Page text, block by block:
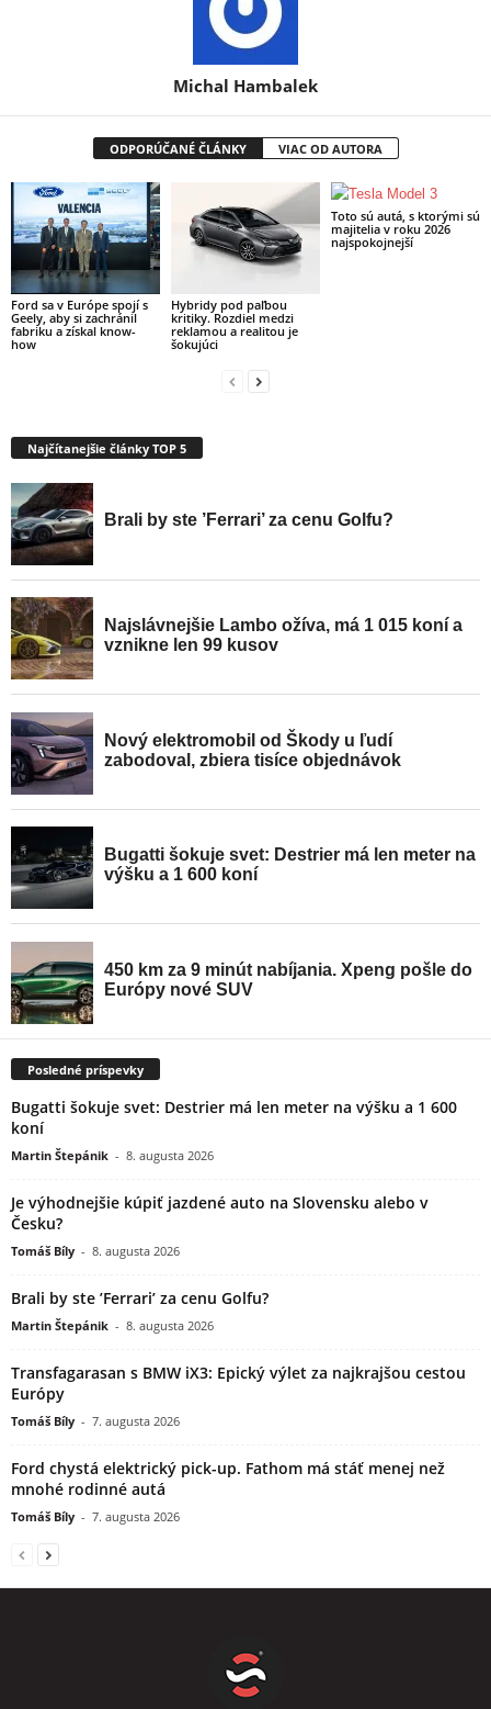
Michal Hambalek
ODPORÚČANÉ ČLÁNKY VIAC OD AUTORA
Ford sa v Európe spojí s
Geely, aby si zachránil
fabriku a získal know-
how
Hybridy pod paľbou
kritiky. Rozdiel medzi
reklamou a realitou je
šokujúci
Toto sú autá, s ktorými sú
majitelia v roku 2026
najspokojnejší
Najčítanejšie články TOP 5
Posledné príspevky
Bugatti šokuje svet: Destrier má len meter na výšku a 1 600
koní
Martin Štepánik - 8. augusta 2026
Je výhodnejšie kúpiť jazdené auto na Slovensku alebo v
Česku?
Tomáš Bíly - 8. augusta 2026
Brali by ste ’Ferrari’ za cenu Golfu?
Martin Štepánik - 8. augusta 2026
Transfagarasan s BMW iX3: Epický výlet za najkrajšou cestou
Európy
Tomáš Bíly - 7. augusta 2026
Ford chystá elektrický pick-up. Fathom má stáť menej než
mnohé rodinné autá
Tomáš Bíly - 7. augusta 2026